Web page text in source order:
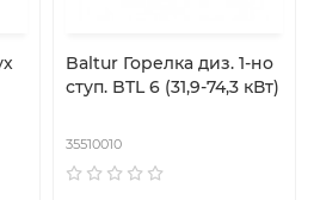
Baltur Горелка диз. 1-но
ступ. BTL 6 (31,9-74,3 кВт)
35510010